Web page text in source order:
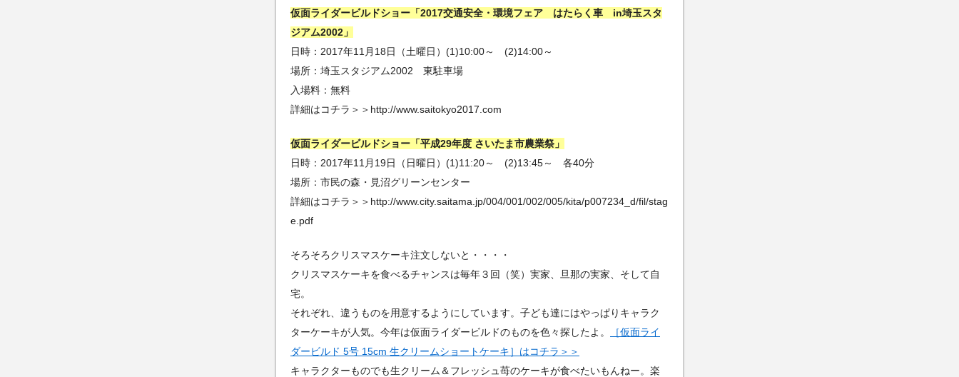
仮面ライダービルドショー「2017交通安全・環境フェア はたらく車 in埼玉スタ
ジアム2002」
日時：2017年11月18日（土曜日）(1)10:00～ (2)14:00～
場所：埼玉スタジアム2002 東駐車場
入場料：無料
詳細はコチラ＞＞http://www.saitokyo2017.com
仮面ライダービルドショー「平成29年度 さいたま市農業祭」
日時：2017年11月19日（日曜日）(1)11:20～ (2)13:45～ 各40分
場所：市民の森・見沼グリーンセンター
詳細はコチラ＞＞http://www.city.saitama.jp/004/001/002/005/kita/p007234_d/fil/stag
e.pdf
そろそろクリスマスケーキ注文しないと・・・・
クリスマスケーキを食べるチャンスは毎年３回（笑）実家、旦那の実家、そして自
宅。
それぞれ、違うものを用意するようにしています。子ども達にはやっぱりキャラク
ターケーキが人気。今年は仮面ライダービルドのものを色々探したよ。
［仮面ライ
ダービルド 5号 15cm 生クリームショートケーキ］はコチラ＞＞
キャラクターものでも生クリーム＆フレッシュ苺のケーキが食べたいもんねー。楽